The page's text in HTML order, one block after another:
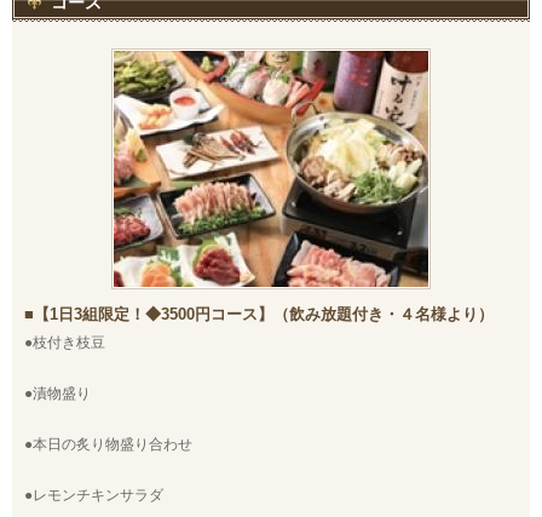
【1日3組限定！◆3500円コース】（飲み放題付き・４名様より）
●枝付き枝豆
●漬物盛り
●本日の炙り物盛り合わせ
●レモンチキンサラダ